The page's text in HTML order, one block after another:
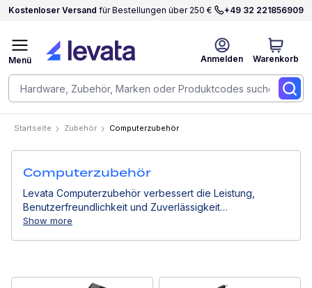
Kostenloser Versand für Bestellungen über 250 € +49 32 221856909
Anmelden Warenkorb
Menü
Startseite Zubehör Computerzubehör
Computerzubehör
Levata Computerzubehör verbessert die Leistung,
Benutzerfreundlichkeit und Zuverlässigkeit
professioneller Computergeräte. Von Stromlösungen
Show more